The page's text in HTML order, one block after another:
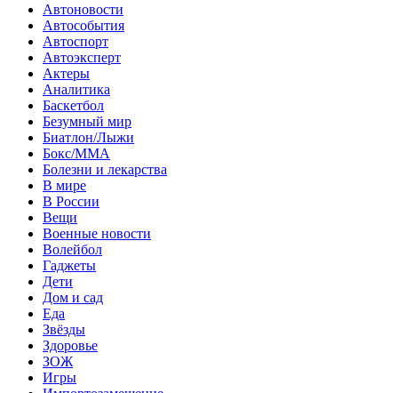
Автоновости
Автособытия
Автоспорт
Автоэксперт
Актеры
Аналитика
Баскетбол
Безумный мир
Биатлон/Лыжи
Бокс/MMA
Болезни и лекарства
В мире
В России
Вещи
Военные новости
Волейбол
Гаджеты
Дети
Дом и сад
Еда
Звёзды
Здоровье
ЗОЖ
Игры